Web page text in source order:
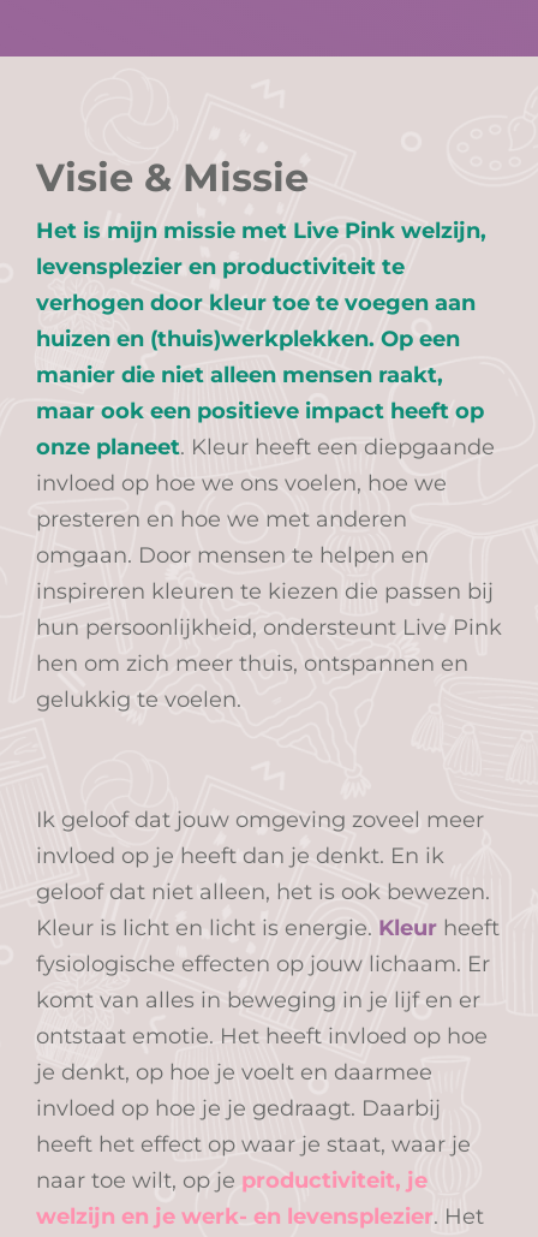
Visie & Missie
Ik geloof dat jouw omgeving zoveel meer
invloed op je heeft dan je denkt. En ik
geloof dat niet alleen, het is ook bewezen.
Kleur is licht en licht is energie. Kleurheeft
fysiologische effecten op jouw lichaam. Er
komt van alles in beweging in je lijf en er
ontstaat emotie. Het heeft invloed op hoe
je denkt, op hoe je voelt en daarmee
invloed op hoe je je gedraagt. Daarbij
heeft het effect op waar je staat, waar je
naar toe wilt, op je productiviteit, je
welzijn en je werk- en levensplezier. Het
Het is mijn missie met Live Pink welzijn,
levensplezier en productiviteit te
verhogen door kleur toe te voegen aan
huizen en (thuis)werkplekken. Op een
manier die niet alleen mensen raakt,
maar ook een positieve impact heeft op
onze planeet. Kleur heeft een diepgaande
invloed op hoe we ons voelen, hoe we
presteren en hoe we met anderen
omgaan. Door mensen te helpen en
inspireren kleuren te kiezen die passen bij
hun persoonlijkheid, ondersteunt Live Pink
hen om zich meer thuis, ontspannen en
gelukkig te voelen.